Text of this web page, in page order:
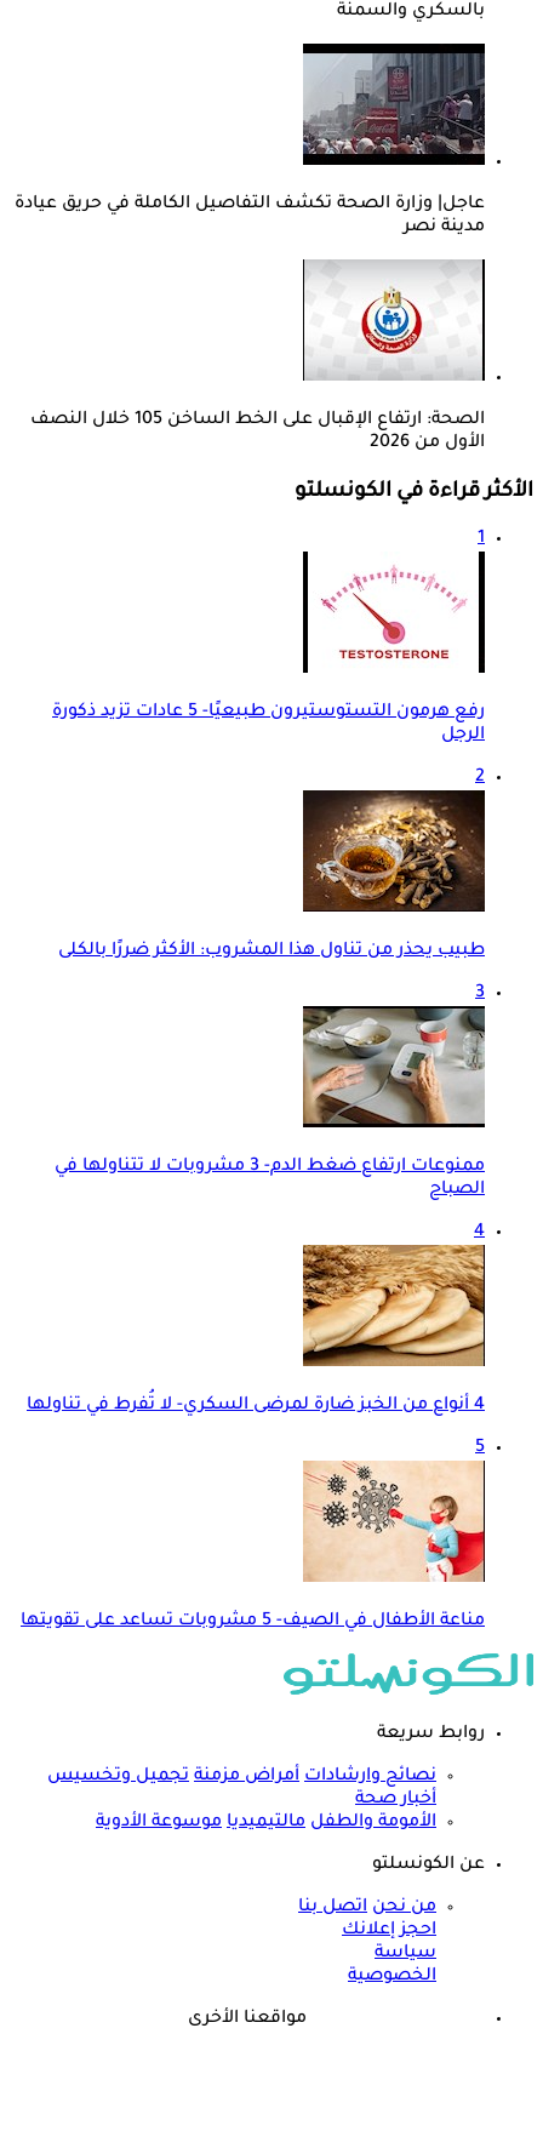
بالسكري والسمنة
عاجل| وزارة الصحة تكشف التفاصيل الكاملة في حريق عيادة
مدينة نصر
الصحة: ارتفاع الإقبال على الخط الساخن 105 خلال النصف
الأول من 2026
الأكثر قراءة في الكونسلتو
1
رفع هرمون التستوستيرون طبيعيًا- 5 عادات تزيد ذكورة
الرجل
2
طبيب يحذر من تناول هذا المشروب: الأكثر ضررًا بالكلى
3
ممنوعات ارتفاع ضغط الدم- 3 مشروبات لا تتناولها في
الصباح
4
4 أنواع من الخبز ضارة لمرضى السكري- لا تُفرط في تناولها
5
مناعة الأطفال في الصيف- 5 مشروبات تساعد على تقويتها
روابط سريعة
نصائح وارشادات أمراض مزمنة تجميل وتخسيس
أخبار صحة
الأمومة والطفل مالتيميديا موسوعة الأدوية
عن الكونسلتو
من نحن اتصل بنا
احجز إعلانك
سياسة
الخصوصية
مواقعنا الأخرى